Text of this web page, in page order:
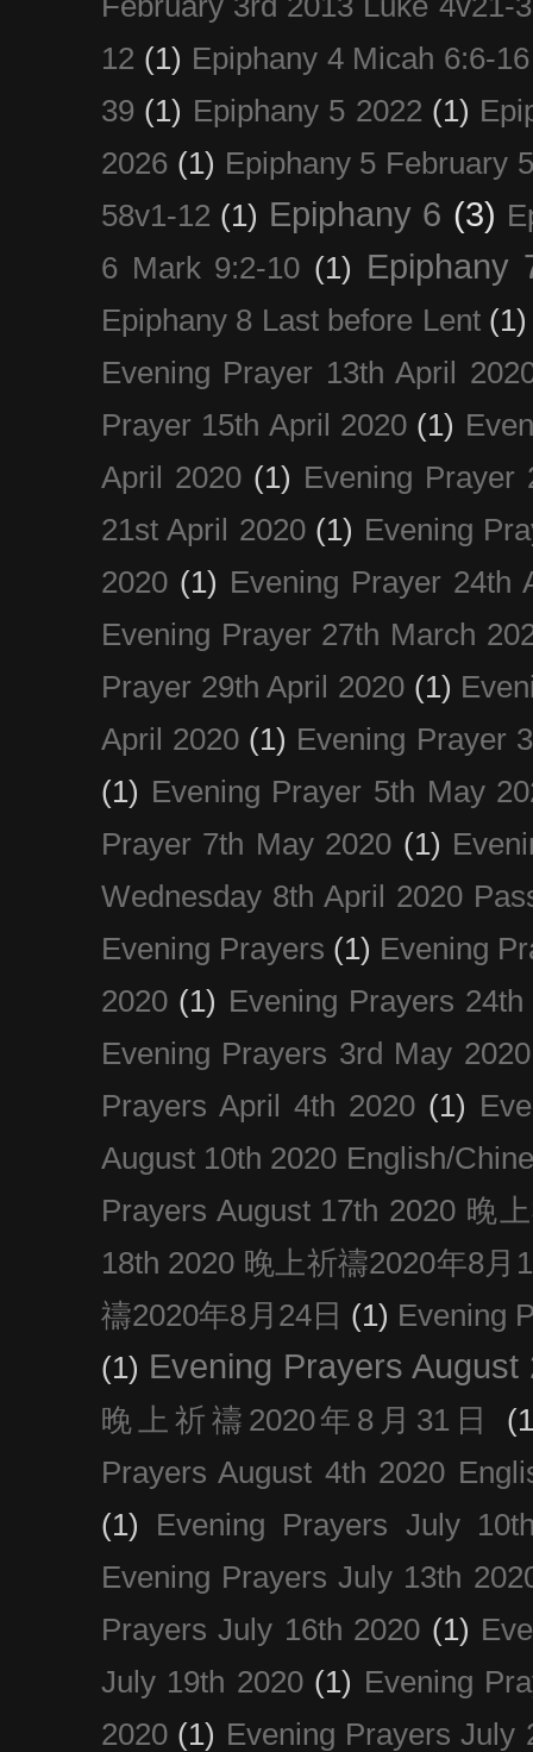
12 (1) Epiphany 4 Micah 6:6-16
39 (1) Epiphany 5 2022 (1)
2026 (1) Epiphany 5 February
58v1-12 (1) Epiphany 6 (3)
6 Mark 9:2-10 (1) Epiphany
Epiphany 8 Last before Lent (1)
Evening Prayer 13th April
Prayer 15th April 2020 (1)
April 2020 (1) Evening Prayer
21st April 2020 (1) Evening
2020 (1) Evening Prayer 24th
Evening Prayer 27th March
Prayer 29th April 2020 (1)
April 2020 (1) Evening Prayer
(1) Evening Prayer 5th May
Prayer 7th May 2020 (1)
Wednesday 8th April 2020
Evening Prayers (1) Evening
2020 (1) Evening Prayers
Evening Prayers 3rd May 2020
Prayers April 4th 2020 (1)
August 10th 2020 English/
Prayers August 17th 2020 晚
18th 2020 晚上祈禱2020年8月
禱2020年8月24日 (1) Evening
(1) Evening Prayers August
晚上祈禱2020年8月31日
Prayers August 4th 2020
(1)
Evening Prayers July
Evening Prayers July 13th
Prayers July 16th 2020 (1)
July 19th 2020 (1) Evening
2020 (1) Evening Prayers July